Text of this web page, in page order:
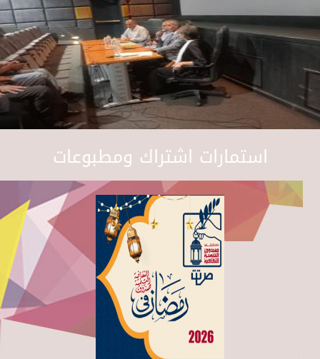
استمارات اشتراك ومطبوعات